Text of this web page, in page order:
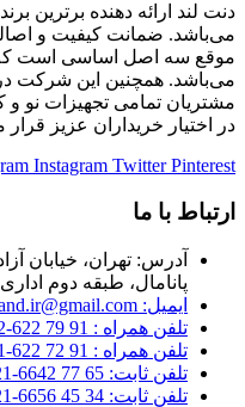
دنت لند ارائه دهنده برترین
می‌باشد. ضمانت کیفیت و
موقع سه اصل اساسی است که
می‌باشد. همچنین این شرکت
مشتریان تمامی تجهیزات نو
در اختیار خریداران عزیز
Instagram Twitter Pinterest
ارتباط با ما
آدرس: تهران، خیابان
پانامال، طبقه دوم اداری،
ایمیل: dentland.ir@gmail.com
تلفن همراه : 91 79 622-0912
تلفن همراه : 91 72 622-0991
تلفن ثابت: 65 77 6642-021
تلفن ثابت: 34 45 6656-021